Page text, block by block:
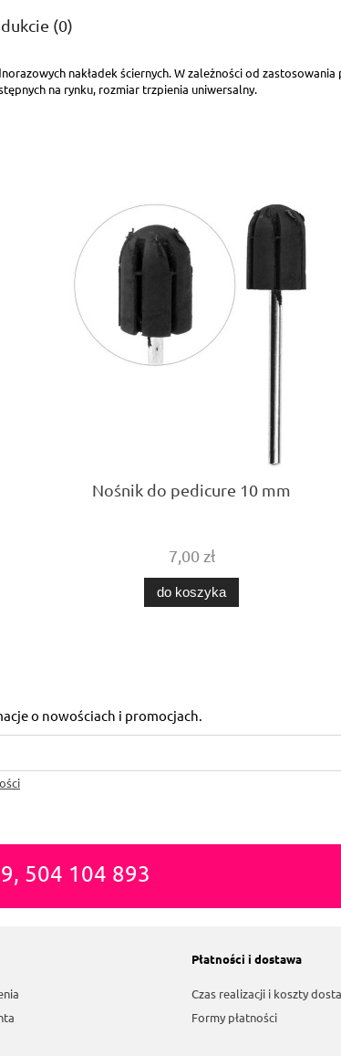
kosztów
(0)
nakładek ściernych. W zależności od
na rynku, rozmiar trzpienia uniwersalny.
Nośnik do pedicure 10 mm
7,00 zł
do koszyka
o nowościach i promocjach.
504 104 893
Płatności i dostawa
Czas realizacji i koszty
Formy płatności